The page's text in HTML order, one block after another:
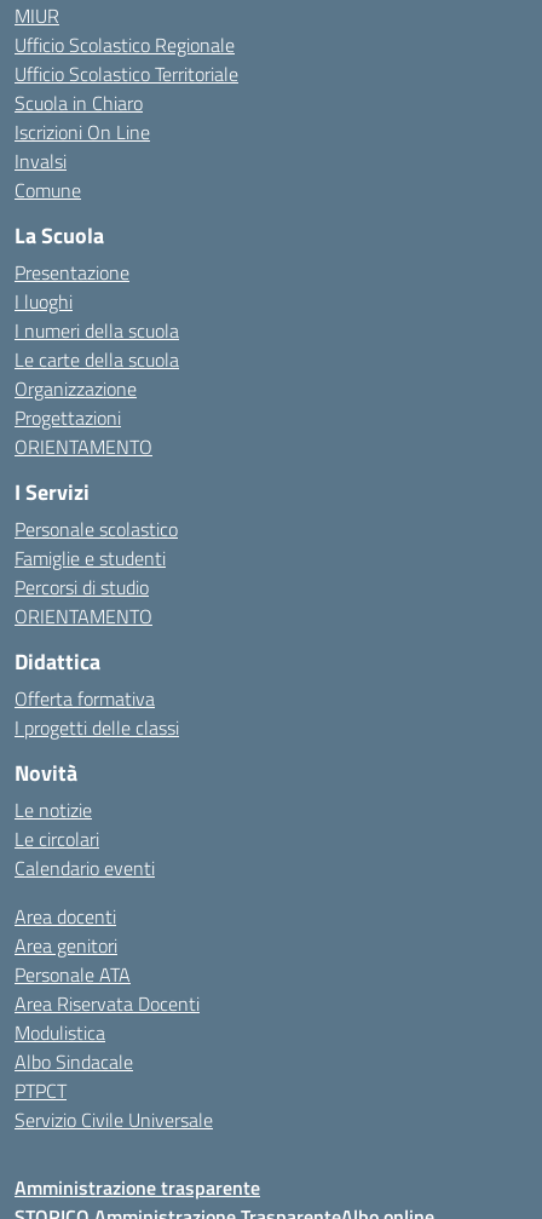
MIUR
Ufficio Scolastico Regionale
Ufficio Scolastico Territoriale
Scuola in Chiaro
Iscrizioni On Line
Invalsi
Comune
La Scuola
Presentazione
I luoghi
I numeri della scuola
Le carte della scuola
Organizzazione
Progettazioni
ORIENTAMENTO
I Servizi
Personale scolastico
Famiglie e studenti
Percorsi di studio
ORIENTAMENTO
Didattica
Offerta formativa
I progetti delle classi
Novità
Le notizie
Le circolari
Calendario eventi
Area docenti
Area genitori
Personale ATA
Area Riservata Docenti
Modulistica
Albo Sindacale
PTPCT
Servizio Civile Universale
Amministrazione trasparente